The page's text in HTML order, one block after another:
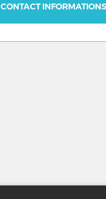
CONTACT INFORMATIONS